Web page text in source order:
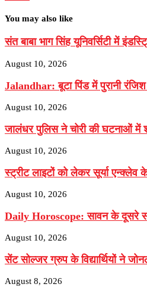
You may also like
संत बाबा भाग सिंह यूनिवर्सिटी में
August 10, 2026
Jalandhar: बूटा पिंड में पुरानी
August 10, 2026
जालंधर पुलिस ने चोरी की घटनाओं में
August 10, 2026
स्ट्रीट लाइटों को लेकर सूर्या एन्क्लेव
August 10, 2026
Daily Horoscope: सावन के दूसरे
August 10, 2026
सेंट सोल्जर ग्रुप के विद्यार्थियों ने
August 8, 2026